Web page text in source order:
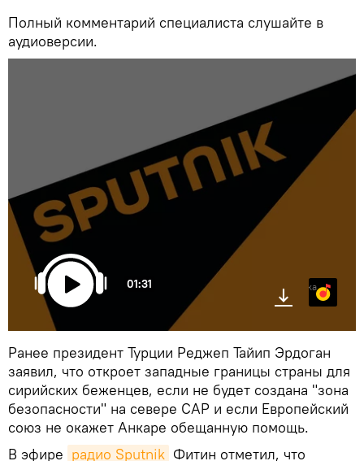
Полный комментарий специалиста слушайте в
аудиоверсии.
01:31 Яндекс.Музыка
Ранее президент Турции Реджеп Тайип Эрдоган
заявил, что откроет западные границы страны для
сирийских беженцев, если не будет создана "зона
безопасности" на севере САР и если Европейский
союз не окажет Анкаре обещанную помощь.
В эфире радио Sputnik Фитин отметил, что